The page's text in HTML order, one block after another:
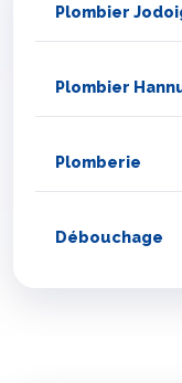
Plombier
Plombier
Plomberie
Débouchage